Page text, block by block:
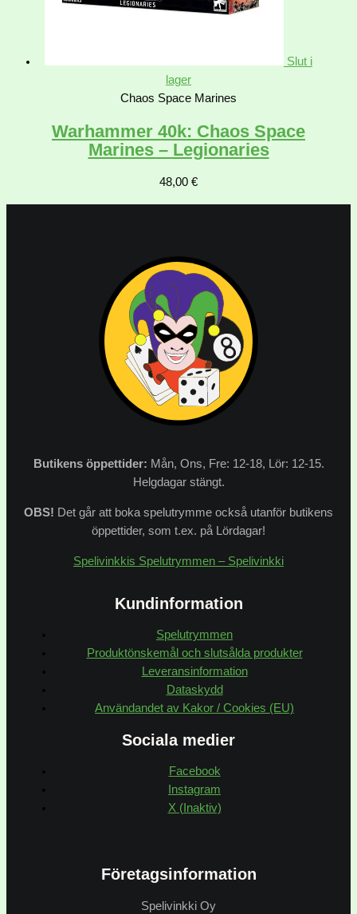
Slut i
lager
Chaos Space Marines
Warhammer 40k: Chaos Space
Marines – Legionaries
48,00 €
Butikens öppettider: Mån, Ons, Fre: 12-18, Lör: 12-15.
Helgdagar stängt.
OBS! Det går att boka spelutrymme också utanför butikens
öppettider, som t.ex. på Lördagar!
Spelivinkkis Spelutrymmen – Spelivinkki
Kundinformation
Spelutrymmen
Produktönskemål och slutsålda produkter
Leveransinformation
Dataskydd
Användandet av Kakor / Cookies (EU)
Sociala medier
Facebook
Instagram
X (Inaktiv)
Företagsinformation
Spelivinkki Oy